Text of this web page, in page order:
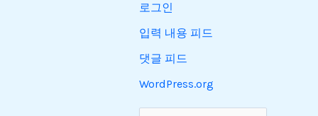
로그인
입력 내용 피드
댓글 피드
WordPress.org